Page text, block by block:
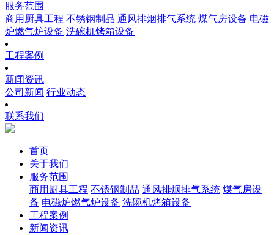
服务范围
商用厨具工程 不锈钢制品 通风排烟排气系统 煤气房设备 电磁
炉燃气炉设备 洗碗机烤箱设备
工程案例
新闻资讯
公司新闻 行业动态
联系我们
首页
关于我们
服务范围
商用厨具工程 不锈钢制品 通风排烟排气系统 煤气房设
备 电磁炉燃气炉设备 洗碗机烤箱设备
工程案例
新闻资讯